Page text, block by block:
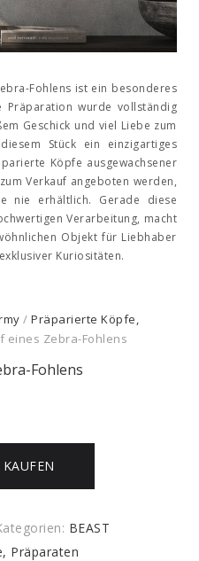
Fohlens ist ein besonderes
Präparation wurde vollständig
Geschick und viel Liebe zum
Stück ein einzigartiges
Köpfe ausgewachsener
Verkauf angeboten werden,
nie erhältlich. Gerade diese
Verarbeitung, macht
Objekt für Liebhaber
Kuriositäten.
/ Präparierte Köpfe,
eines Zebra-Fohlens
Fohlens
KAUFEN
BEAST
Präparaten